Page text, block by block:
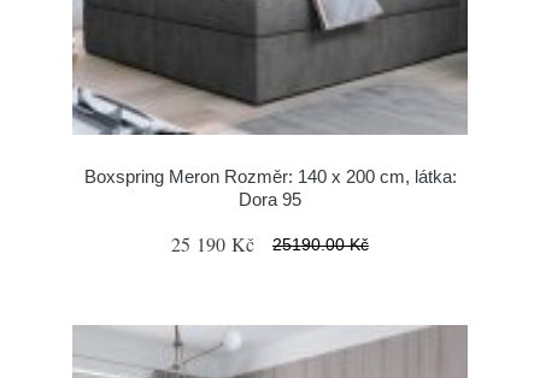
Boxspring Meron Rozměr: 140 x 200 cm, látka:
Dora 95
25 190 Kč 25190.00 Kč